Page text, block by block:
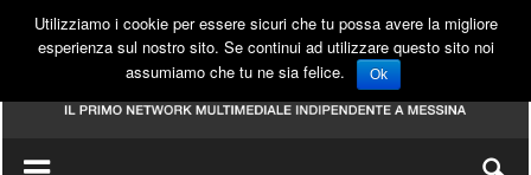
Utilizziamo i cookie per essere sicuri che tu possa avere la migliore
esperienza sul nostro sito. Se continui ad utilizzare questo sito noi
assumiamo che tu ne sia felice.
Ok